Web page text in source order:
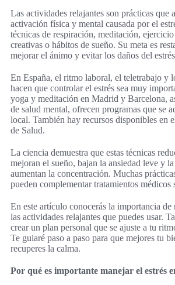
Las actividades relajantes son prácticas que
activación física y mental causada por el
técnicas de respiración, meditación,
creativas o hábitos de sueño. Su meta es
mejorar el ánimo y evitar los daños del
En España, el ritmo laboral, el teletrabajo y
hacen que controlar el estrés sea muy
yoga y meditación en Madrid y Barcelona,
de salud mental, ofrecen programas que se
local. También hay recursos disponibles en
de Salud.
La ciencia demuestra que estas técnicas
mejoran el sueño, bajan la ansiedad leve y
aumentan la concentración. Muchas
pueden complementar tratamientos médicos
En este artículo conocerás la importancia de
las actividades relajantes que puedes usar.
crear un plan personal que se ajuste a tu
Te guiaré paso a paso para que mejores tu
recuperes la calma.
Por qué es importante manejar el estrés